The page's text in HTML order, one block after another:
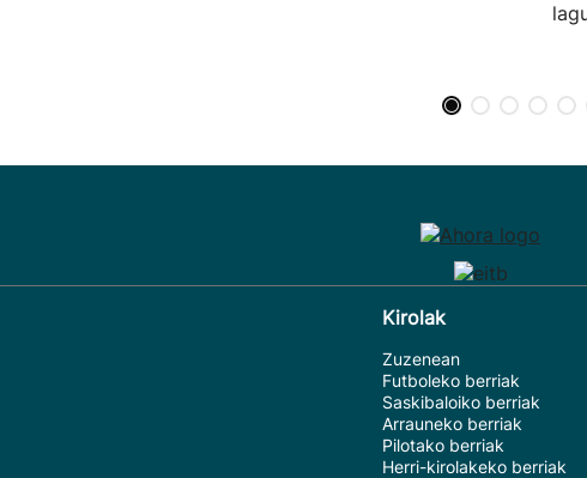
Kirolak
Zuzenean
Futboleko berriak
Saskibaloiko berriak
Arrauneko berriak
Pilotako berriak
Herri-kirolakeko berriak